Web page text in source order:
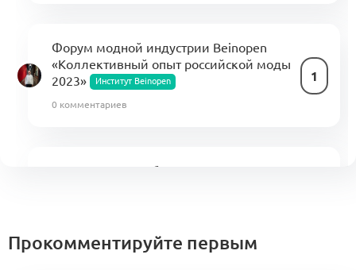
Форум модной индустрии Beinopen
«Коллективный опыт российской моды
2023»
Институт Beinopen 1
0 комментариев
Как настроить работу с турецкими
Прокомментируйте первым